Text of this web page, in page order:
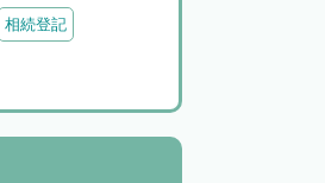
相続登記